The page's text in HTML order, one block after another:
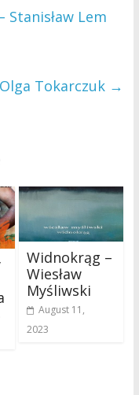
Lem
Tokarczuk →
Widnokrąg –
Wiesław
Myśliwski
August 11,
2023